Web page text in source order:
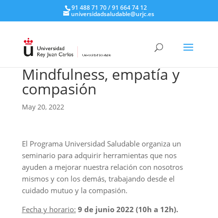
91 488 71 70 / 91 664 74 12
universidadsaludable@urjc.es
Mindfulness, empatía y
compasión
May 20, 2022
El Programa Universidad Saludable organiza un
seminario para adquirir herramientas que nos
ayuden a mejorar nuestra relación con nosotros
mismos y con los demás, trabajando desde el
cuidado mutuo y la compasión.
Fecha y horario: 9 de junio 2022 (10h a 12h).